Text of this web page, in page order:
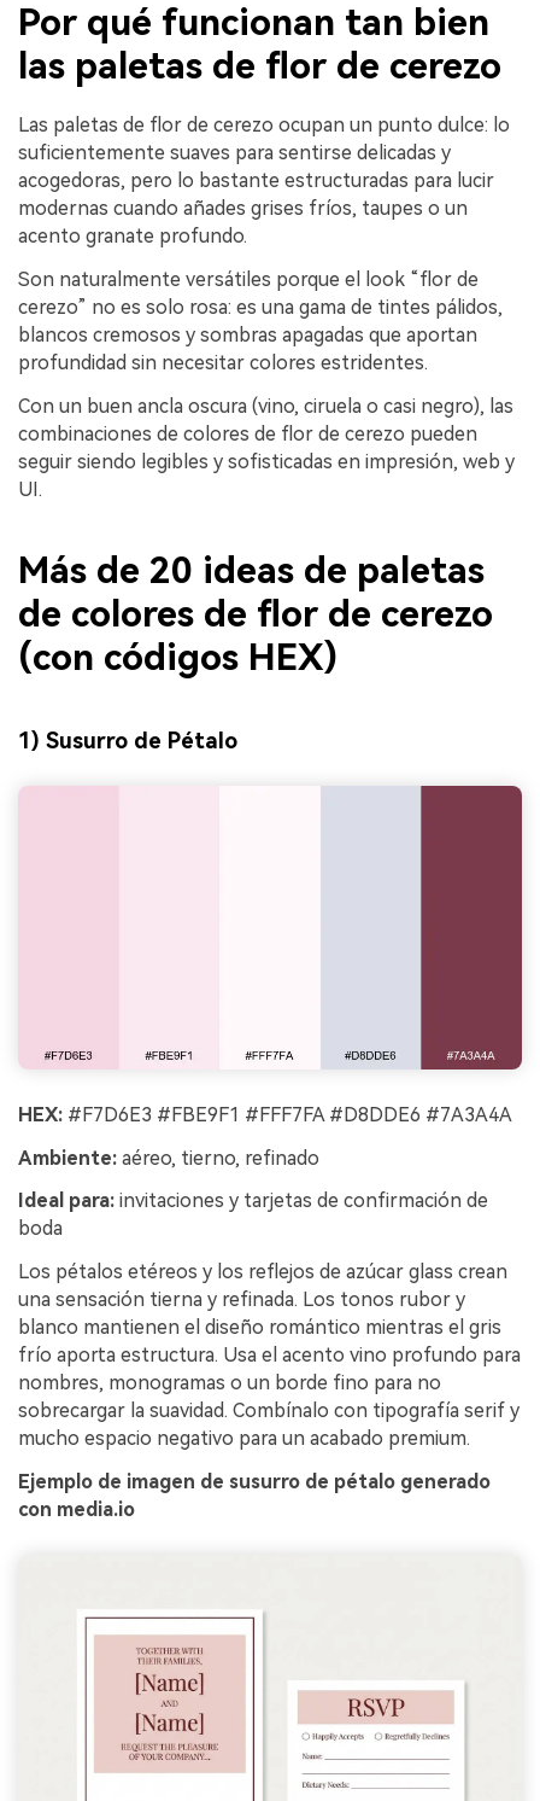
Por qué funcionan tan bien
las paletas de flor de cerezo
Las paletas de flor de cerezo ocupan un punto dulce: lo
suficientemente suaves para sentirse delicadas y
acogedoras, pero lo bastante estructuradas para lucir
modernas cuando añades grises fríos, taupes o un
acento granate profundo.
Son naturalmente versátiles porque el look “flor de
cerezo” no es solo rosa: es una gama de tintes pálidos,
blancos cremosos y sombras apagadas que aportan
profundidad sin necesitar colores estridentes.
Con un buen ancla oscura (vino, ciruela o casi negro), las
combinaciones de colores de flor de cerezo pueden
seguir siendo legibles y sofisticadas en impresión, web y
UI.
Más de 20 ideas de paletas
de colores de flor de cerezo
(con códigos HEX)
1) Susurro de Pétalo
HEX: #F7D6E3 #FBE9F1 #FFF7FA #D8DDE6 #7A3A4A
Ambiente: aéreo, tierno, refinado
Ideal para: invitaciones y tarjetas de confirmación de
boda
Los pétalos etéreos y los reflejos de azúcar glass crean
una sensación tierna y refinada. Los tonos rubor y
blanco mantienen el diseño romántico mientras el gris
frío aporta estructura. Usa el acento vino profundo para
nombres, monogramas o un borde fino para no
sobrecargar la suavidad. Combínalo con tipografía serif y
mucho espacio negativo para un acabado premium.
Ejemplo de imagen de susurro de pétalo generado
con media.io